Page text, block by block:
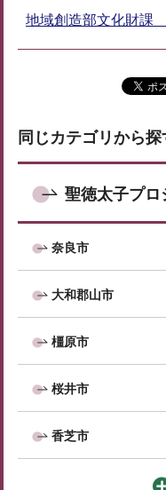
地域創造部文化財課
同じカテゴリから探
聖徳太子プロ
奈良市
大和郡山市
橿原市
桜井市
香芝市